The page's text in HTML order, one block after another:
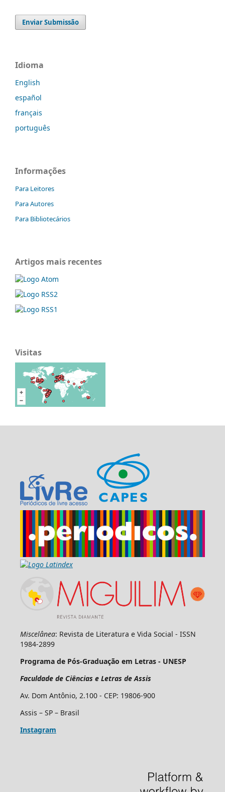
Enviar Submissão
Idioma
English
español
français
português
Informações
Para Leitores
Para Autores
Para Bibliotecários
Artigos mais recentes
Visitas
Miscelânea: Revista de Literatura e Vida Social - ISSN
1984-2899
Programa de Pós-Graduação em Letras - UNESP
Faculdade de Ciências e Letras de Assis
Av. Dom Antônio, 2.100 - CEP: 19806-900
Assis – SP – Brasil
Instagram